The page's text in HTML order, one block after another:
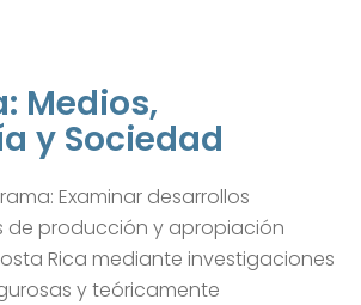
Medios,
y Sociedad
Examinar desarrollos
producción y apropiación
Rica mediante investigaciones
y teóricamente